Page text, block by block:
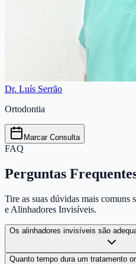
Dr. Luís Serrão
Ortodontia
Marcar Consulta
FAQ
Perguntas
Tire as suas dúvidas mais comuns
e Alinhadores Invisíveis.
Os alinhadores invisíveis são
Quanto tempo dura um tratamento